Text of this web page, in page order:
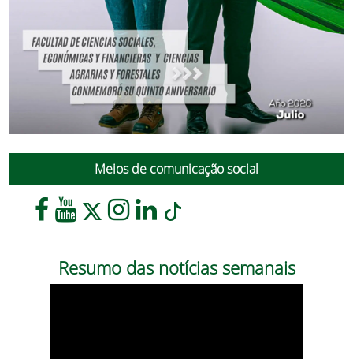
Meios de comunicação social
Resumo das notícias semanais